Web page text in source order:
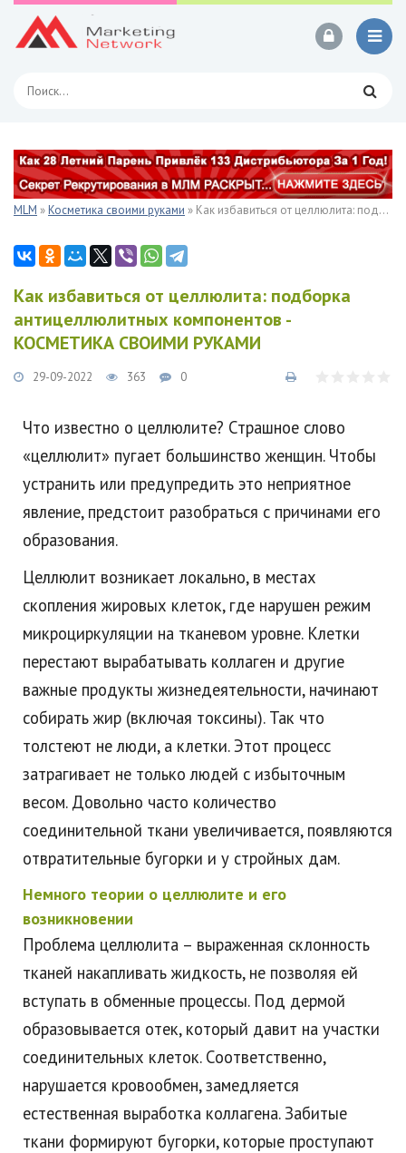
MLM »Косметика своими руками » Как избавиться от целлюлита: подборка антицеллюлитных компонентов - КОСМЕТИКА СВОИМИ РУКАМИ
Как избавиться от целлюлита: подборка
антицеллюлитных компонентов -
КОСМЕТИКА СВОИМИ РУКАМИ
29-09-2022 363 0
Что известно о целлюлите? Страшное слово
«целлюлит» пугает большинство женщин. Чтобы
устранить или предупредить это неприятное
явление, предстоит разобраться с причинами его
образования.
Целлюлит возникает локально, в местах
скопления жировых клеток, где нарушен режим
микроциркуляции на тканевом уровне. Клетки
перестают вырабатывать коллаген и другие
важные продукты жизнедеятельности, начинают
собирать жир (включая токсины). Так что
толстеют не люди, а клетки. Этот процесс
затрагивает не только людей с избыточным
весом. Довольно часто количество
соединительной ткани увеличивается, появляются
отвратительные бугорки и у стройных дам.
Немного теории о целлюлите и его
возникновении
Проблема целлюлита – выраженная склонность
тканей накапливать жидкость, не позволяя ей
вступать в обменные процессы. Под дермой
образовывается отек, который давит на участки
соединительных клеток. Соответственно,
нарушается кровообмен, замедляется
естественная выработка коллагена. Забитые
ткани формируют бугорки, которые проступают